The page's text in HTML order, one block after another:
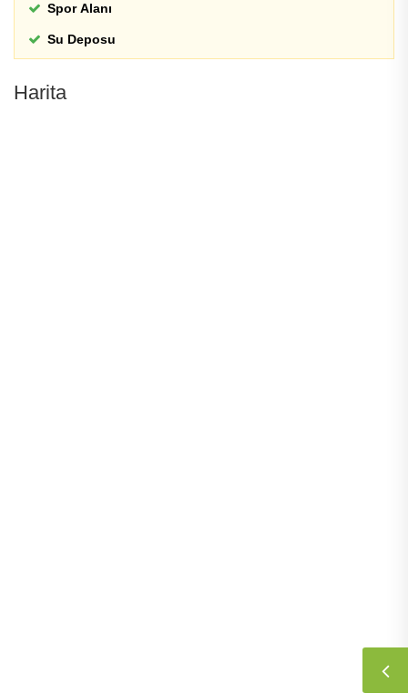
Spor Alanı
Su Deposu
Harita